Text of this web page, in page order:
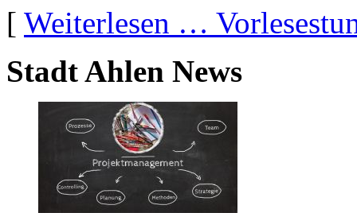
[ Weiterlesen …
Stadt Ahlen News